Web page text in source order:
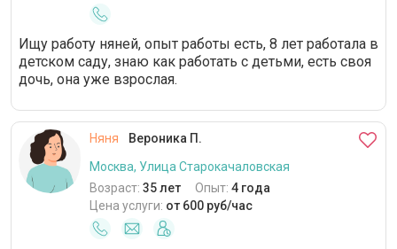
Ищу работу няней, опыт работы есть, 8 лет работала в
детском саду, знаю как работать с детьми, есть своя
дочь, она уже взрослая.
Няня
Вероника П.
Москва, Улица Старокачаловская
Возраст: 35 лет Опыт: 4 года
Цена услуги: от 600 руб/час